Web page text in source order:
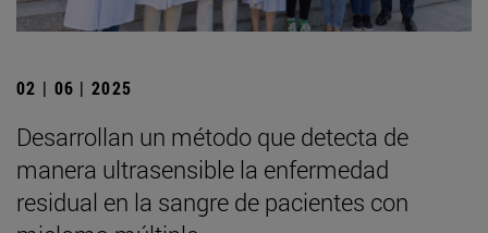
02 | 06 | 2025
Desarrollan un método que detecta de
manera ultrasensible la enfermedad
residual en la sangre de pacientes con